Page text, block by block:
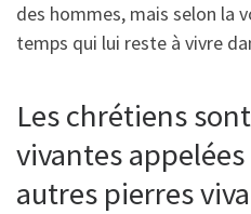
des hommes, mais selon la
temps qui lui reste à vivre
Les chrétiens
vivantes
autres pierres